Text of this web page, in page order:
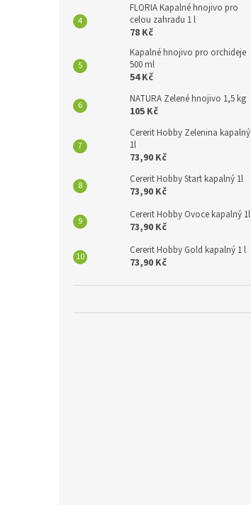
FLORIA Kapalné hnojivo pro
celou zahradu 1 l
78 Kč
Kapalné hnojivo pro orchideje
500 ml
54 Kč
NATURA Zelené hnojivo 1,5 kg
105 Kč
Cererit Hobby Zelenina kapalný
1l
73,90 Kč
Cererit Hobby Start kapalný 1l
73,90 Kč
Cererit Hobby Ovoce kapalný 1l
73,90 Kč
Cererit Hobby Gold kapalný 1 l
73,90 Kč